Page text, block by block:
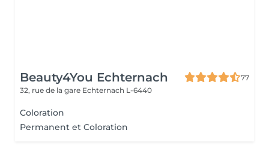
Beauty4You Echternach
77
32, rue de la gare Echternach L-6440
Coloration
Permanent et Coloration